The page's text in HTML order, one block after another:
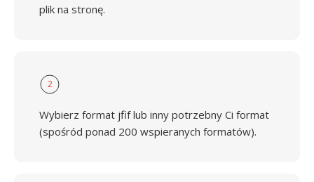
plik na stronę.
2
Wybierz format jfif lub inny potrzebny Ci format
(spośród ponad 200 wspieranych formatów).